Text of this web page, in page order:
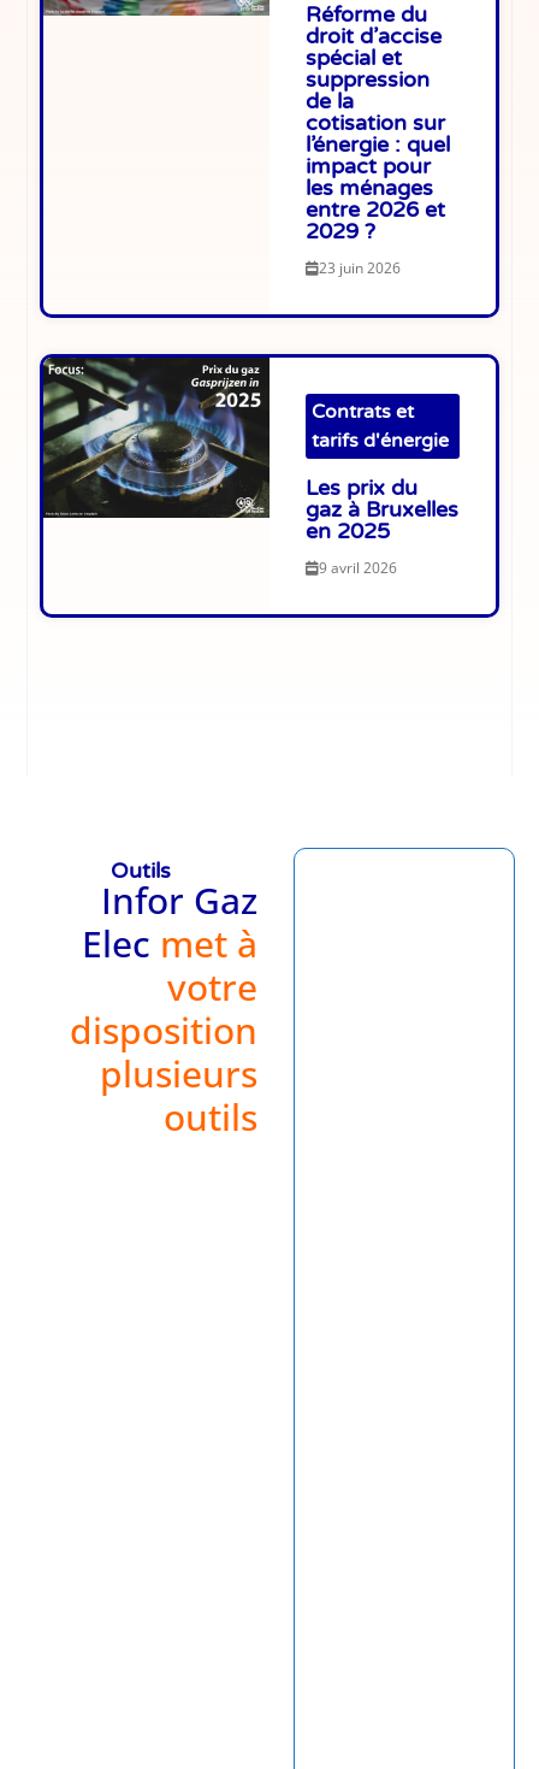
Réforme du
droit d’accise
spécial et
suppression
de la
cotisation sur
l’énergie : quel
impact pour
les ménages
entre 2026 et
2029 ?
23 juin 2026
Contrats et
tarifs d'énergie
Les prix du
gaz à Bruxelles
en 2025
9 avril 2026
Outils
Infor Gaz
Elec met à
votre
disposition
plusieurs
outils